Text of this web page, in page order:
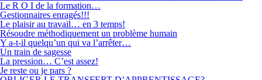
Le R O I de la formation…
Gestionnaires enragés!!!
Le plaisir au travail… en 3 temps!
Résoudre méthodiquement un problème humain
Y a-t-il quelqu’un qui va l’arrêter…
Un train de sagesse
La pression… C’est assez!
Je reste ou je pars ?